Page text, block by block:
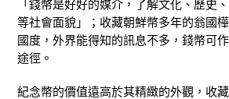
「錢幣是好好的媒介，了解文化、歷史
等社會面貌」；收藏朝鮮幣多年的翁國
國度，外界能得知的訊息不多，錢幣可
途徑。
紀念幣的價值遠高於其精緻的外觀，收